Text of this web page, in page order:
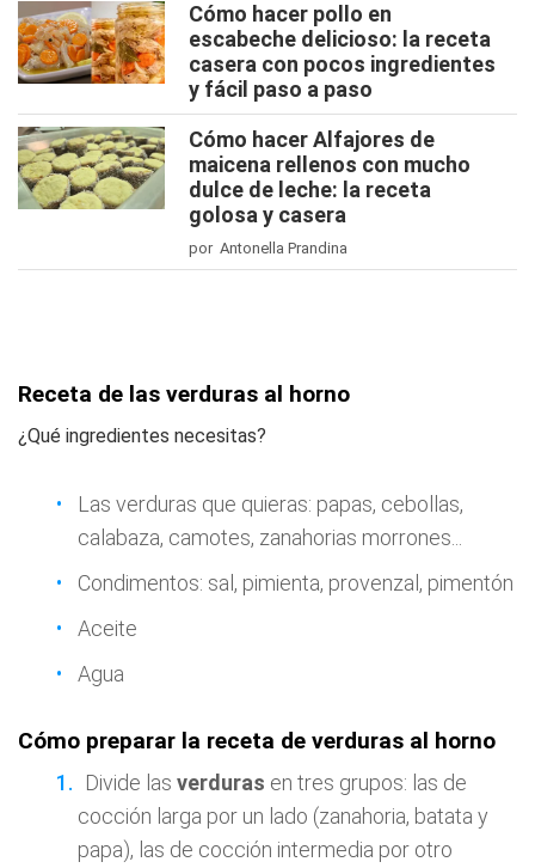
Cómo hacer pollo en
escabeche delicioso: la receta
casera con pocos ingredientes
y fácil paso a paso
Cómo hacer Alfajores de
maicena rellenos con mucho
dulce de leche: la receta
golosa y casera
por Antonella Prandina
Receta de las verduras al horno
¿Qué ingredientes necesitas?
Las verduras que quieras: papas, cebollas,
calabaza, camotes, zanahorias morrones...
Condimentos: sal, pimienta, provenzal, pimentón
Aceite
Agua
Cómo preparar la receta de verduras al horno
Divide las verduras en tres grupos: las de
cocción larga por un lado (zanahoria, batata y
papa), las de cocción intermedia por otro